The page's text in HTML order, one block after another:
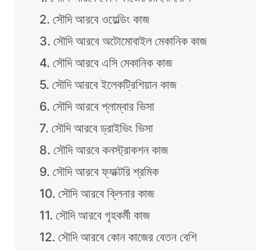
সৌদি আরবে ওয়েল্ডিং কাজ
সৌদি আরবে অটোমোবাইল মেকানিক কাজ
সৌদি আরবে এসি মেকানিক কাজ
সৌদি আরবে ইলেকট্রিশিয়ান কাজ
সৌদি আরবে প্লাম্বার ভিসা
সৌদি আরবে ড্রাইভিং ভিসা
সৌদি আরবে কনস্ট্রাকশন কাজ
সৌদি আরবে ফ্যাক্টরি শ্রমিক
সৌদি আরবে ক্লিনার কাজ
সৌদি আরবে গৃহকর্মী কাজ
সৌদি আরবে কোন কাজের বেতন বেশি